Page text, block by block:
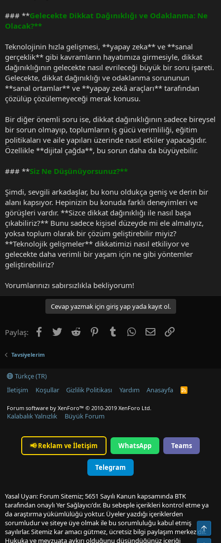
### **Gelecekte Dikkat Dağınıklığı ve Odaklanma: Ne
Olacak?**
Teknolojinin hızla gelişmesi, **yapay zeka** ve **sanal
gerçeklik** gibi kavramların hayatımıza girmesiyle, dikkat
dağınıklığının gelecekte nasıl evrileceği büyük bir soru işareti.
Gelecekte, dikkat dağınıklığı ve odaklanma sorununun
**sanal ortamlar** ve **yapay zekâ araçları** tarafından
çözülüp çözülemeyeceği merak konusu.
Bir diğer önemli soru ise, dikkat dağınıklığının sadece bireysel
bir sorun olmayıp, toplumların iş gücü verimliliği, eğitim
politikaları ve aile yapıları üzerinde nasıl etkiler yapacağıdır.
Özellikle **dijital çağda**, bu sorun daha da büyüyebilir.
### **Siz Ne Düşünüyorsunuz?**
Şimdi, sevgili arkadaşlar, bu konu oldukça geniş ve derin bir
alanı kapsıyor. Hepinizin bu konuda farklı deneyimleri ve
görüşleri vardır. **Sizce dikkat dağınıklığı ile nasıl başa
çıkabiliriz?** Bunu sadece kişisel düzeyde mi ele almalıyız,
yoksa toplum olarak bir çözüm geliştirebilir miyiz?
**Teknolojik gelişmeler** dikkatimizi nasıl etkiliyor ve
gelecekte daha verimli bir yaşam için ne gibi yöntemler
geliştirebiliriz?
Yorumlarınızı sabırsızlıkla bekliyorum!
Cevap yazmak için giriş yap yada kayıt ol.
Paylaş: Facebook
TwitterReddit PinterestTumblrWhatsApp
E-postaLink
Tavsiyelerim
Türkçe (TR)
İletişim
Koşullar Gizlilik Politikası Yardım Anasayfa
R
Forum software by XenForo™ © 2010-2019 XenForo Ltd.
Kalabalık Yalnızlık Büyük Forum
📢Reklam ve İletişim WhatsApp Teams
Telegram
Yasal Uyarı: Forum Sitemiz; 5651 Sayılı Kanun kapsamında BTK
tarafından onaylı Yer Sağlayıcı'dır. Bu sebeple içerikleri kontrol etme ya
da araştırma yükümlülüğü yoktur. Üyeler yazdığı içeriklerden
sorumludur ve siteye üye olmak ile bu sorumluluğu kabul etmiş
sayılırlar. Sitemiz kar amacı gütmez, ücretsiz bilgi paylaşım merkezidir.
Hukuka ve mevzuata aykırı olduğunu düşündüğünüz içeriği
Üst